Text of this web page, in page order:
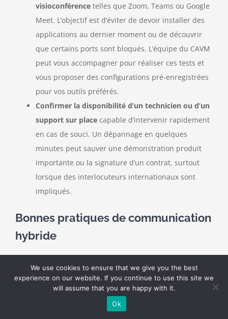
visioconférence telles que Zoom, Teams ou Google
Meet. L’objectif est d’éviter de devoir installer des
applications au dernier moment ou de découvrir
que certains ports sont bloqués. L’équipe du CAVM
peut vous accompagner pour réaliser ces tests et
vous proposer des configurations pré-enregistrées
pour vos outils préférés.
Confirmer la disponibilité d’un technicien ou d’un
support sur place capable d’intervenir rapidement
en cas de souci. Un dépannage en quelques
minutes peut sauver une démonstration produit
importante ou la signature d’un contrat, surtout
lorsque des interlocuteurs internationaux sont
impliqués.
Bonnes pratiques de communication
hybride
place et à distance, en explicitant les règles de
prise de parole dès le début. Par exemple, nommer
un membre de l’équipe en présentiel comme
We use cookies to ensure that we give you the best
experience on our website. If you continue to use this site we
will assume that you are happy with it.
Ok